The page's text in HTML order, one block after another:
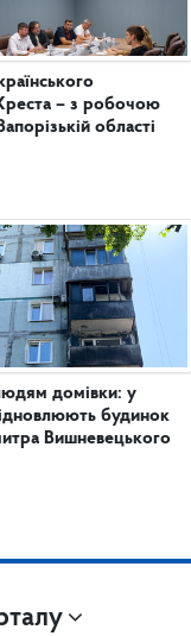
– з робочою
області
домівки: у
будинок
Вишневецького